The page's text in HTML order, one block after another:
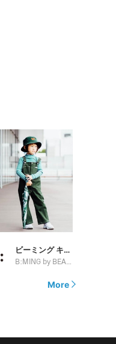
ビーミング キッズ オフィシャル
B:MING by BEAMS
More